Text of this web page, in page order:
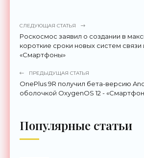
СЛЕДУЮЩАЯ СТАТЬЯ
Роскосмос заявил о создании в
короткие сроки новых систем связи
«Смартфоны»
ПРЕДЫДУЩАЯ СТАТЬЯ
OnePlus 9R получил бета-версию
оболочкой OxygenOS 12 -
Популярные статьи